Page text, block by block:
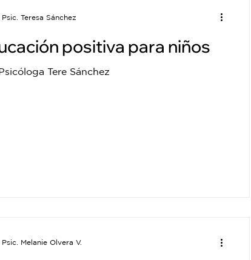
positiva para niños
Tere Sánchez
Psic. Teresa Sánchez
Psic. Melanie Olvera V.